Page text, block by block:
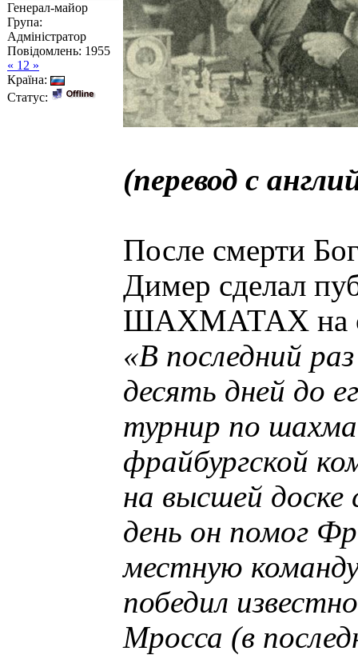
Генерал-майор
Група:
Адміністратор
Повідомлень: 1955
« 12 »
Країна:
Статус:
(перевод с
После смерти
Димер сделал
ШАХМАТАХ на
«В последний
десять дней до
турнир по
фрайбургской
на высшей
день он помог
местную
победил
Мросса (в